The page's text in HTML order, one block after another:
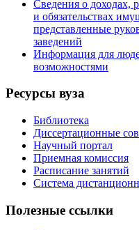
Сведения о доходах,
и обязательствах
представленные
заведений
Информация для
возможностями
Ресурсы вуза
Библиотека
Диссертационные
Научный портал
Приемная комиссия
Расписание занятий
Система
Полезные ссылки